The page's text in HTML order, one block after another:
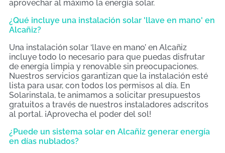
aprovechar al máximo la energía solar.
¿Qué incluye una instalación solar 'llave en mano' en
Alcañiz?
Una instalación solar ‘llave en mano’ en Alcañiz
incluye todo lo necesario para que puedas disfrutar
de energía limpia y renovable sin preocupaciones.
Nuestros servicios garantizan que la instalación esté
lista para usar, con todos los permisos al día. En
Solarinstala, te animamos a solicitar presupuestos
gratuitos a través de nuestros instaladores adscritos
al portal. ¡Aprovecha el poder del sol!
¿Puede un sistema solar en Alcañiz generar energía
en días nublados?